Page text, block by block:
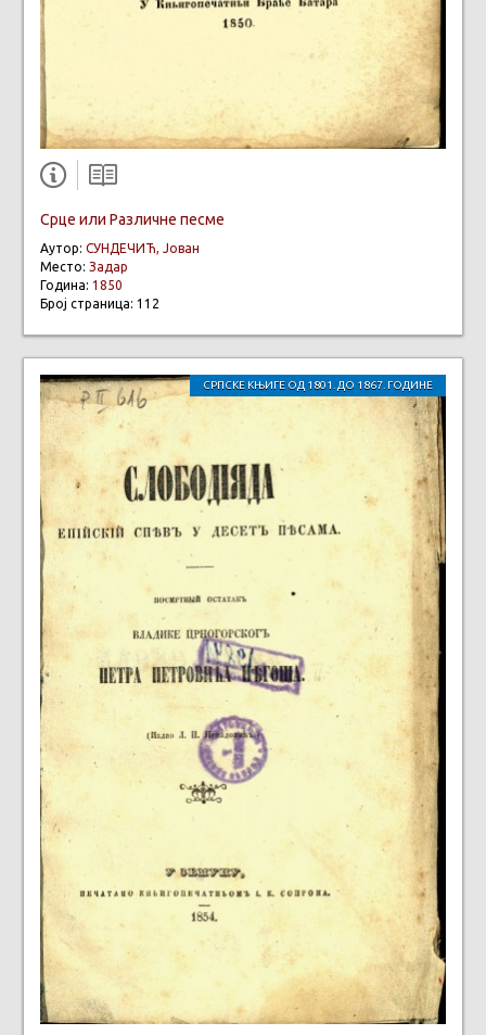
Срце или Различне песме
Аутор: СУНДЕЧИЋ, Јован
Место: Задар
Година: 1850
Број страница: 112
СРПСКЕ КЊИГЕ ОД 1801. ДО 1867. ГОДИНЕ